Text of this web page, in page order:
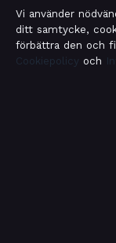
OM
Vi använder
ditt samtycke,
förbättra den och
Cookiepolicy och